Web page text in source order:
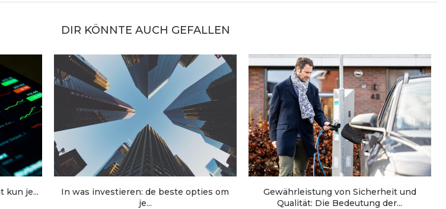
DIR KÖNNTE AUCH GEFALLEN
kun je...
In was investieren: de beste opties om
je...
Gewährleistung von Sicherheit und
Qualität: Die Bedeutung der...